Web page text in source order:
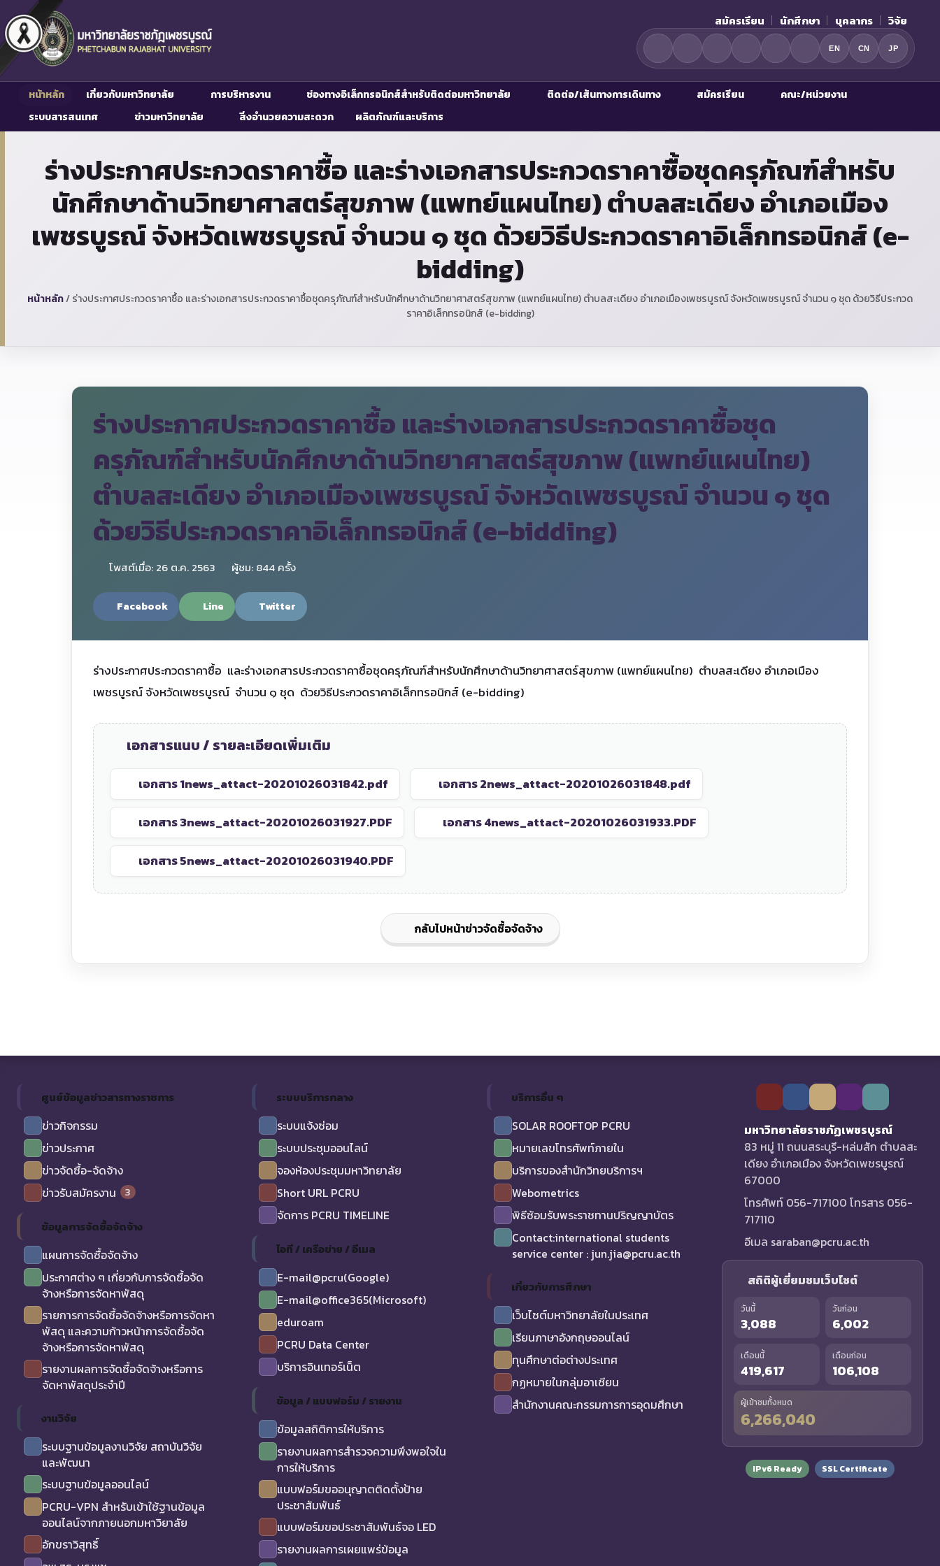
สมัครเรียน นักศึกษา บุคลากร วิจัย
EN CN JP
หน้าหลัก เกี่ยวกับมหาวิทยาลัย การบริหารงาน ช่องทางอิเล็กทรอนิกส์สำหรับติดต่อมหาวิทยาลัย ติดต่อ/เส้นทางการเดินทาง สมัครเรียน
คณะ/หน่วยงาน
ระบบสารสนเทศ
ข่าวมหาวิทยาลัย สิ่งอำนวยความสะดวก ผลิตภัณฑ์และบริการ
ร่างประกาศประกวดราคาซื้อ และร่างเอกสารประกวดราคาซื้อชุดครุภัณฑ์สำหรับ
นักศึกษาด้านวิทยาศาสตร์สุขภาพ (แพทย์แผนไทย) ตำบลสะเดียง อำเภอเมือง
เพชรบูรณ์ จังหวัดเพชรบูรณ์ จำนวน ๑ ชุด ด้วยวิธีประกวดราคาอิเล็กทรอนิกส์ (e-
bidding)
หน้าหลัก/ร่างประกาศประกวดราคาซื้อ และร่างเอกสารประกวดราคาซื้อชุดครุภัณฑ์สำหรับนักศึกษาด้านวิทยาศาสตร์สุขภาพ (แพทย์แผนไทย) ตำบลสะเดียง อำเภอเมืองเพชรบูรณ์ จังหวัดเพชรบูรณ์ จำนวน ๑ ชุด ด้วยวิธีประกวด
ราคาอิเล็กทรอนิกส์ (e-bidding)
ร่างประกาศประกวดราคาซื้อ และร่างเอกสารประกวดราคาซื้อชุด
ครุภัณฑ์สำหรับนักศึกษาด้านวิทยาศาสตร์สุขภาพ (แพทย์แผนไทย)
ตำบลสะเดียง อำเภอเมืองเพชรบูรณ์ จังหวัดเพชรบูรณ์ จำนวน ๑ ชุด
ด้วยวิธีประกวดราคาอิเล็กทรอนิกส์ (e-bidding)
โพสต์เมื่อ: 26 ต.ค. 2563 ผู้ชม: 844 ครั้ง
Facebook Line Twitter
ร่างประกาศประกวดราคาซื้อ และร่างเอกสารประกวดราคาซื้อชุดครุภัณฑ์สำหรับนักศึกษาด้านวิทยาศาสตร์สุขภาพ (แพทย์แผนไทย) ตำบลสะเดียง อำเภอเมือง
เพชรบูรณ์ จังหวัดเพชรบูรณ์ จำนวน ๑ ชุด ด้วยวิธีประกวดราคาอิเล็กทรอนิกส์ (e-bidding)
เอกสารแนบ / รายละเอียดเพิ่มเติม
เอกสาร 1news_attact-20201026031842.pdf เอกสาร 2news_attact-20201026031848.pdf
เอกสาร 3news_attact-20201026031927.PDF เอกสาร 4news_attact-20201026031933.PDF
เอกสาร 5news_attact-20201026031940.PDF
กลับไปหน้าข่าวจัดซื้อจัดจ้าง
ศูนย์ข้อมูลข่าวสารทางราชการ
ข่าวกิจกรรม
ข่าวประกาศ
ข่าวจัดซื้อ-จัดจ้าง
ข่าวรับสมัครงาน
3
ข้อมูลการจัดซื้อจัดจ้าง
แผนการจัดซื้อจัดจ้าง
ประกาศต่าง ๆ เกี่ยวกับการจัดซื้อจัด
จ้างหรือการจัดหาพัสดุ
รายการการจัดซื้อจัดจ้างหรือการจัดหา
พัสดุ และความก้าวหน้าการจัดซื้อจัด
จ้างหรือการจัดหาพัสดุ
รายงานผลการจัดซื้อจัดจ้างหรือการ
จัดหาพัสดุประจำปี
งานวิจัย
ระบบฐานข้อมูลงานวิจัย สถาบันวิจัย
และพัฒนา
ระบบฐานข้อมูลออนไลน์
PCRU-VPN สำหรับเข้าใช้ฐานข้อมูล
ออนไลน์จากภายนอกมหาวิยาลัย
อักขราวิสุทธิ์
ระบบบริการกลาง
ระบบแจ้งซ่อม
ระบบประชุมออนไลน์
จองห้องประชุมมหาวิทยาลัย
Short URL PCRU
จัดการ PCRU TIMELINE
ไอที / เครือข่าย / อีเมล
E-mail@pcru(Google)
E-mail@office365(Microsoft)
eduroam
PCRU Data Center
บริการอินเทอร์เน็ต
ข้อมูล / แบบฟอร์ม / รายงาน
ข้อมูลสถิติการให้บริการ
รายงานผลการสำรวจความพึงพอใจใน
การให้บริการ
แบบฟอร์มขออนุญาตติดตั้งป้าย
ประชาสัมพันธ์
แบบฟอร์มขอประชาสัมพันธ์จอ LED
รายงานผลการเผยแพร่ข้อมูล
บริการอื่น ๆ
SOLAR ROOFTOP PCRU
หมายเลขโทรศัพท์ภายใน
บริการของสำนักวิทยบริการฯ
Webometrics
พิธีซ้อมรับพระราชทานปริญญาบัตร
Contact:international students
service center : jun.jia@pcru.ac.th
เกี่ยวกับการศึกษา
เว็บไซต์มหาวิทยาลัยในประเทศ
เรียนภาษาอังกฤษออนไลน์
ทุนศึกษาต่อต่างประเทศ
กฏหมายในกลุ่มอาเซียน
สำนักงานคณะกรรมการการอุดมศึกษา
มหาวิทยาลัยราชภัฏเพชรบูรณ์
83 หมู่ 11 ถนนสระบุรี-หล่มสัก ตำบลสะ
เดียง อำเภอเมือง จังหวัดเพชรบูรณ์
67000
โทรศัพท์ 056-717100 โทรสาร 056-
717110
อีเมล saraban@pcru.ac.th
สถิติผู้เยี่ยมชมเว็บไซต์
วันนี้
3,088
วันก่อน
6,002
เดือนนี้
419,617
เดือนก่อน
106,108
ผู้เข้าชมทั้งหมด
6,266,040
IPv6 Ready SSL Certificate